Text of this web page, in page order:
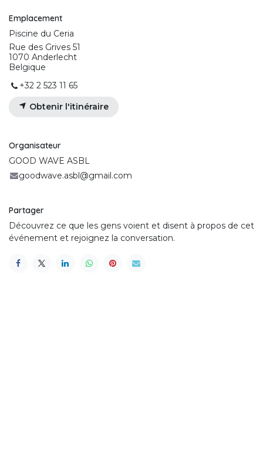
Emplacement
Piscine du Ceria
Rue des Grives 51
1070 Anderlecht
Belgique
+32 2 523 11 65
Obtenir l'itinéraire
Organisateur
GOOD WAVE ASBL
goodwave.asbl@gmail.com
Partager
Découvrez ce que les gens voient et disent à propos de cet
événement et rejoignez la conversation.